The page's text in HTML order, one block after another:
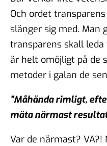
Och ordet
slänger sig med. Man
transparens skall
är helt omöjligt på de
metoder i galan de
”Måhända rimligt,
mäta närmast
Var de närmast?